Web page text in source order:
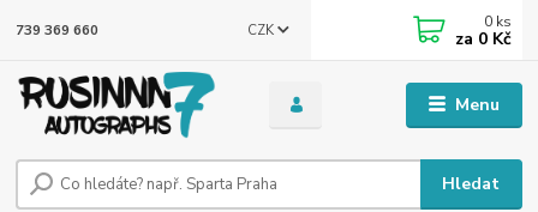
Menu
CZK
Hledat
739 369 660 0 ks
za 0 Kč